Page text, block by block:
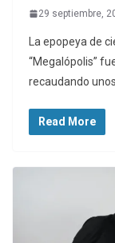
29 septiembre,
La epopeya de
“Megalópolis”
recaudando unos
Read More